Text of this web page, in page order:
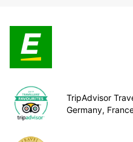
TripAdvisor
Germany,